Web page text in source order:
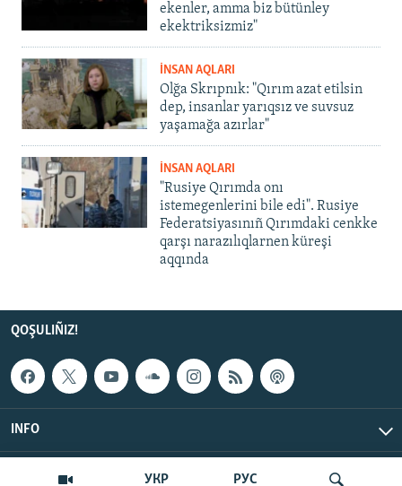
УКР РУС
ekenler, amma biz bütünley
ekektriksizmiz"
İNSAN AQLARI
Olğa Skrıpnık: "Qırım azat etilsin
dep, insanlar yarıqsız ve suvsuz
yaşamağa azırlar"
İNSAN AQLARI
"Rusiye Qırımda onı
istemegenlerini bile edi". Rusiye
Federatsiyasınıñ Qırımdaki cenkke
qarşı narazılıqlarnen küreşi
aqqında
QOŞULIÑIZ!
INFO
© Qırım.Aqiqat, 2026 | All Rights Reserved.